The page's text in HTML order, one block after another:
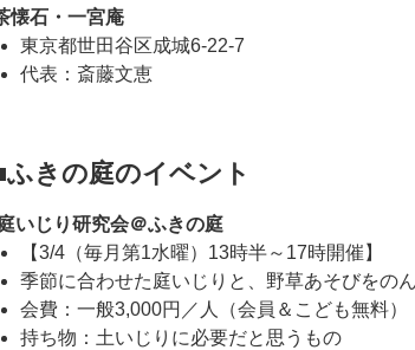
懐石・一宮庵
東京都世田谷区成城6-22-7
代表：斎藤文恵
ふきの庭のイベント
いじり研究会＠ふきの庭
【3/4（毎月第1水曜）13時半～17時開催】
季節に合わせた庭いじりと、野草あそびをの
会費：一般3,000円／人（会員＆こども無料）
持ち物：土いじりに必要だと思うもの